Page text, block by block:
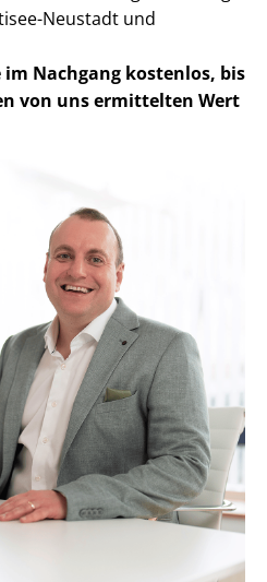
Neustadt und
Nachgang kostenlos, bis
von uns ermittelten Wert